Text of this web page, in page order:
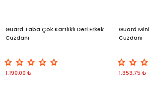
Guard Taba Çok Kartlıklı Deri Erkek
Cüzdanı
1.190,00 ₺
Guard
Cüzdanı
1.353,75 ₺